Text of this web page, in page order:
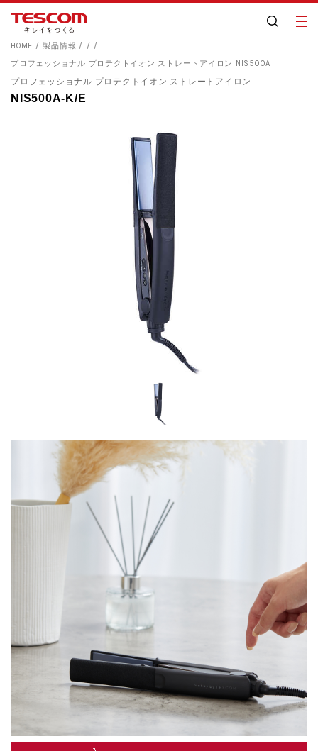
HOME
製品情報
プロフェッショナル プロテクトイオン ストレートアイロン NIS500A
プロフェッショナル プロテクトイオン ストレートアイロン
NIS500A-K/E